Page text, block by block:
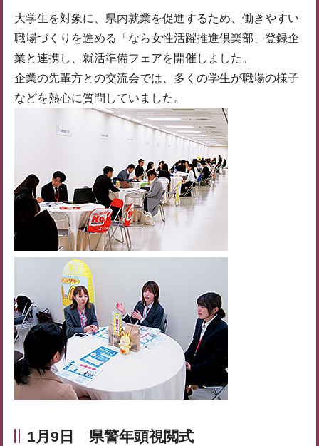
大学生を対象に、県内就業を促進するため、働きやすい
職場づくりを進める「なら女性活躍推進倶楽部」登録企
業と連携し、就活準備フェアを開催しました。
企業の先輩方との交流会では、多くの学生が職場の様子
などを熱心に質問していました。
1月9日 県警年頭視閲式